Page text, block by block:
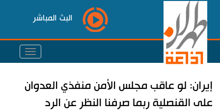
البث المباشر
إيران: لو عاقب مجلس الأمن منفذي العدوان
على القنصلية ربما صرفنا النظر عن الرد